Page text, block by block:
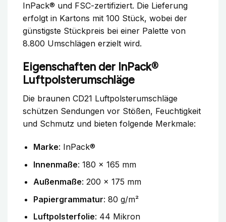
InPack® und FSC-zertifiziert. Die Lieferung
erfolgt in Kartons mit 100 Stück, wobei der
günstigste Stückpreis bei einer Palette von
8.800 Umschlägen erzielt wird.
Eigenschaften der InPack®
Luftpolsterumschläge
Die braunen CD21 Luftpolsterumschläge
schützen Sendungen vor Stößen, Feuchtigkeit
und Schmutz und bieten folgende Merkmale:
Marke: InPack®
Innenmaße: 180 x 165 mm
Außenmaße: 200 x 175 mm
Papiergrammatur: 80 g/m²
Luftpolsterfolie: 44 Mikron